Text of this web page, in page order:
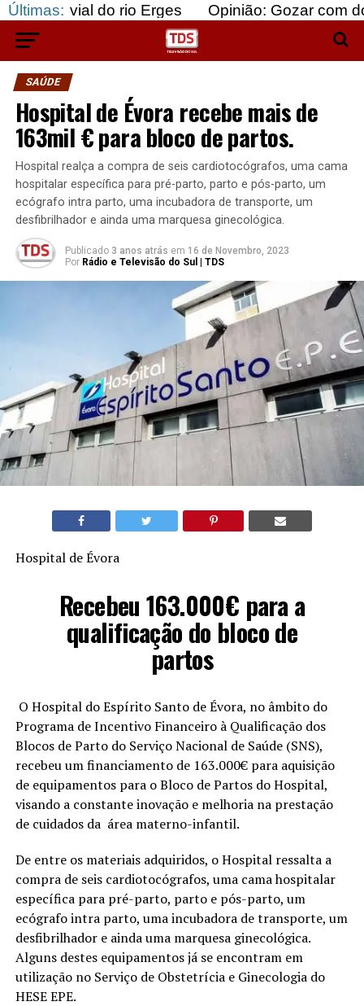
Últimas:
rio Erges Opinião: Gozar com doentes e
SAÚDE
Hospital de Évora recebe mais de
163mil € para bloco de partos.
Hospital realça a compra de seis cardiotocógrafos, uma cama
hospitalar específica para pré-parto, parto e pós-parto, um
ecógrafo intra parto, uma incubadora de transporte, um
desfibrilhador e ainda uma marquesa ginecológica.
Publicado 3 anos atrás em 16 de Novembro, 2023
Por Rádio e Televisão do Sul | TDS
Hospital de Évora
Recebeu 163.000€ para a
qualificação do bloco de
partos
O Hospital do Espírito Santo de Évora, no âmbito do
Programa de Incentivo Financeiro à Qualificação dos
Blocos de Parto do Serviço Nacional de Saúde (SNS),
recebeu um financiamento de 163.000€ para aquisição
de equipamentos para o Bloco de Partos do Hospital,
visando a constante inovação e melhoria na prestação
de cuidados da área materno-infantil.
De entre os materiais adquiridos, o Hospital ressalta a
compra de seis cardiotocógrafos, uma cama hospitalar
específica para pré-parto, parto e pós-parto, um
ecógrafo intra parto, uma incubadora de transporte, um
desfibrilhador e ainda uma marquesa ginecológica.
Alguns destes equipamentos já se encontram em
utilização no Serviço de Obstetrícia e Ginecologia do
HESE EPE.